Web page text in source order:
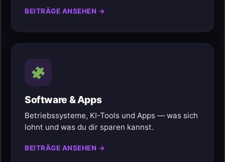
BEITRÄGE ANSEHEN →
Software & Apps
Betriebssysteme, KI-Tools und Apps — was sich
lohnt und was du dir sparen kannst.
BEITRÄGE ANSEHEN →